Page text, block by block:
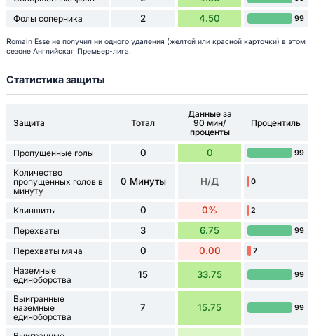
Фолы соперника 2 4.50 99
Romain Esse не получил ни одного удаления (желтой или красной карточки) в этом
сезоне Английская Премьер-лига.
Статистика защиты
Защита Тотал
Данные за
90 мин/
проценты
Процентиль
Пропущенные голы 0 0 99
Количество
пропущенных голов в
минуту
0 Минуты Н/Д 0
Клиншиты 0 0% 2
Перехваты 3 6.75 99
Перехваты мяча 0 0.00 7
Наземные
единоборства
15 33.75 99
Выигранные
наземные
единоборства
7 15.75 99